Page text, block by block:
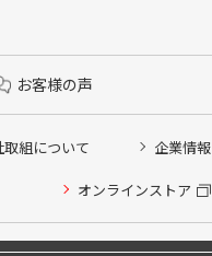
お客様の声
組について 企業情報
オンラインストア